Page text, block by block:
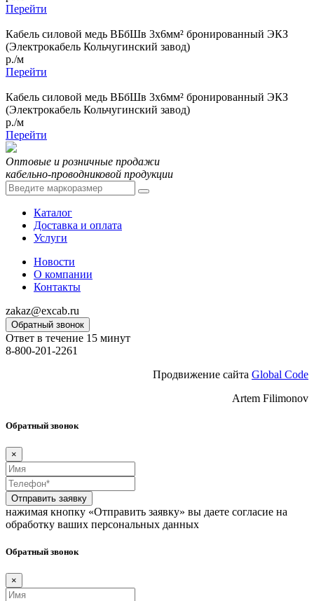
Перейти
Кабель силовой медь ВБбШв 3x6мм² бронированный ЭКЗ
(Электрокабель Кольчугинский завод)
р./м
Перейти
Кабель силовой медь ВБбШв 3x6мм² бронированный ЭКЗ
(Электрокабель Кольчугинский завод)
р./м
Перейти
Оптовые и розничные продажи
кабельно-проводниковой продукции
Каталог
Доставка и оплата
Услуги
Новости
О компании
Контакты
zakaz@excab.ru
Обратный звонок
Ответ в течение 15 минут
8-800-201-2261
Продвижение сайта Global Code
Artem Filimonov
Обратный звонок
×
Отправить заявку
нажимая кнопку «Отправить заявку» вы даете согласие на
обработку ваших персональных данных
Обратный звонок
×